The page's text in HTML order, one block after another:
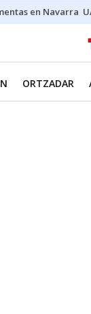
en Navarra
ORTZADAR